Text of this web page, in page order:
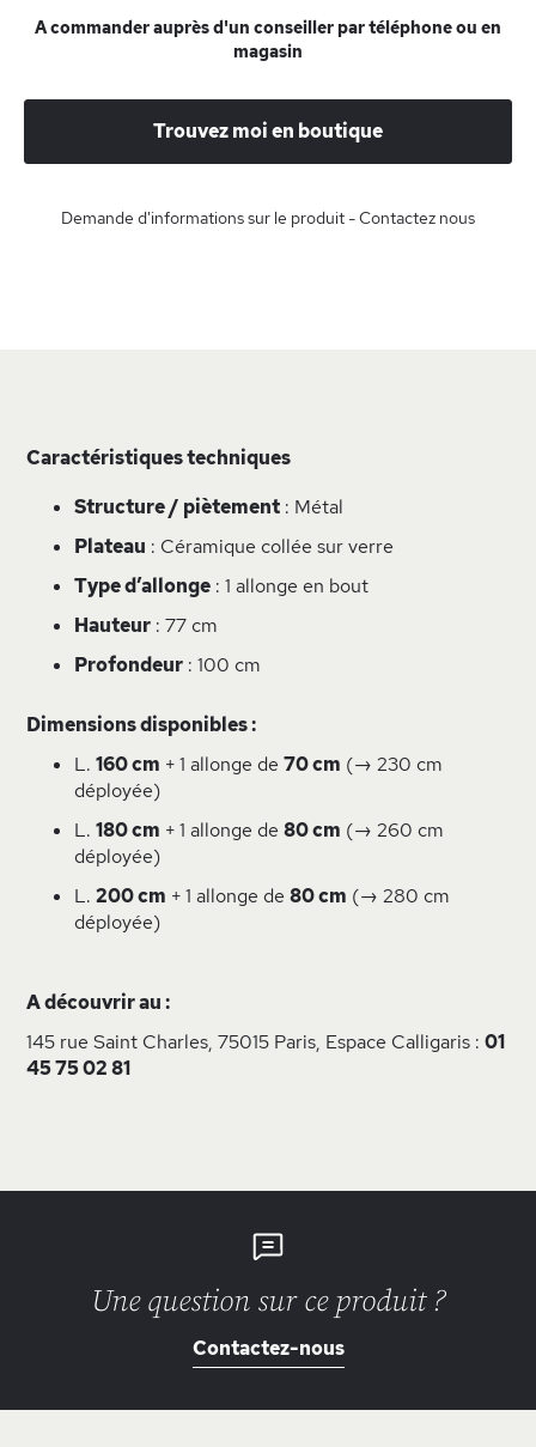
A commander auprès d'un conseiller par téléphone ou en
magasin
Trouvez moi en boutique
Demande d'informations sur le produit - Contactez nous
Caractéristiques techniques
Structure / piètement : Métal
Plateau : Céramique collée sur verre
Type d’allonge : 1 allonge en bout
Hauteur : 77 cm
Profondeur : 100 cm
Dimensions disponibles :
L. 160 cm + 1 allonge de 70 cm (→ 230 cm
déployée)
L. 180 cm + 1 allonge de 80 cm (→ 260 cm
déployée)
L. 200 cm + 1 allonge de 80 cm (→ 280 cm
déployée)
A découvrir au :
145 rue Saint Charles, 75015 Paris, Espace Calligaris : 01
45 75 02 81
Une question sur ce produit ?
Contactez-nous